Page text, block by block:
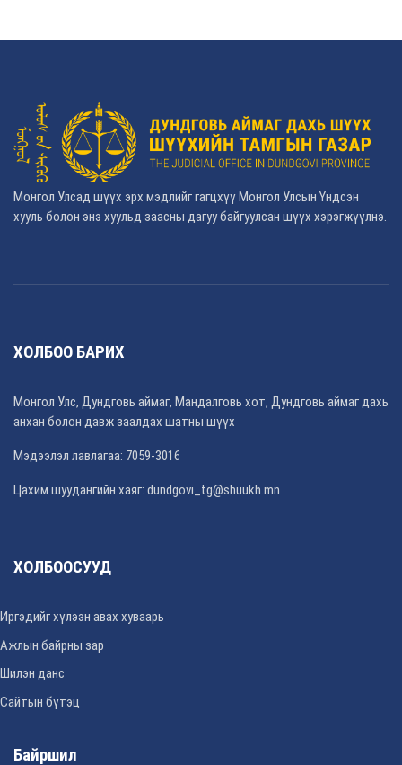
Монгол Улсад шүүх эрх мэдлийг гагцхүү Монгол Улсын Үндсэн
хууль болон энэ хуульд заасны дагуу байгуулсан шүүх хэрэгжүүлнэ.
ХОЛБОО БАРИХ
Монгол Улс, Дундговь аймаг, Мандалговь хот, Дундговь аймаг дахь
анхан болон давж заалдах шатны шүүх
Мэдээлэл лавлагаа: 7059-3016
Цахим шуудангийн хаяг: dundgovi_tg@shuukh.mn
ХОЛБООСУУД
Иргэдийг хүлээн авах хуваарь
Ажлын байрны зар
Шилэн данс
Сайтын бүтэц
Байршил